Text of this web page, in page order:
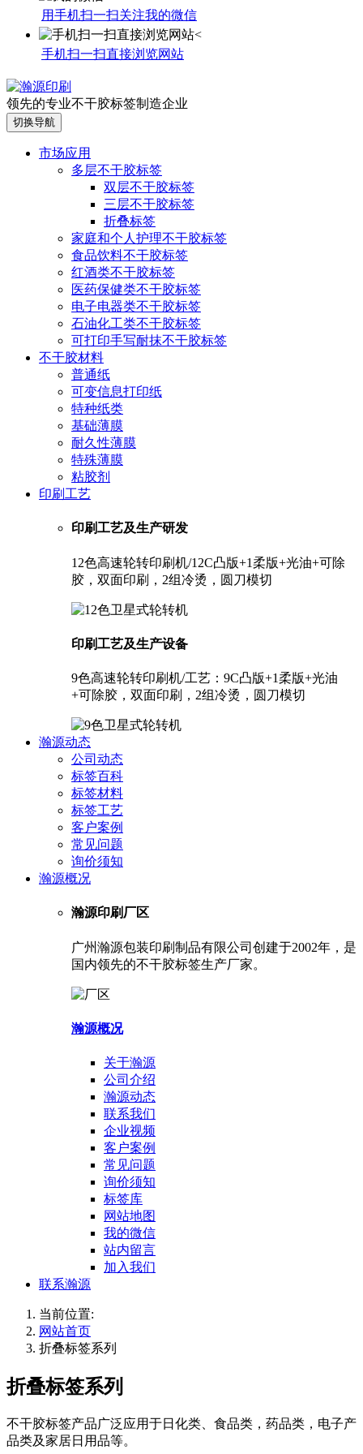
用手机扫一扫关注我的微信
手机扫一扫直接浏览网站
领先的专业不干胶标签制造企业
切换导航
市场应用
多层不干胶标签
双层不干胶标签
三层不干胶标签
折叠标签
家庭和个人护理不干胶标签
食品饮料不干胶标签
红酒类不干胶标签
医药保健类不干胶标签
电子电器类不干胶标签
石油化工类不干胶标签
可打印手写耐抹不干胶标签
不干胶材料
普通纸
可变信息打印纸
特种纸类
基础薄膜
耐久性薄膜
特殊薄膜
粘胶剂
印刷工艺
印刷工艺及生产研发
12色高速轮转印刷机/12C凸版+1柔版+光油+可除
胶，双面印刷，2组冷烫，圆刀模切
印刷工艺及生产设备
9色高速轮转印刷机/工艺：9C凸版+1柔版+光油
+可除胶，双面印刷，2组冷烫，圆刀模切
瀚源动态
公司动态
标签百科
标签材料
标签工艺
客户案例
常见问题
询价须知
瀚源概况
瀚源印刷厂区
广州瀚源包装印刷制品有限公司创建于2002年，是
国内领先的不干胶标签生产厂家。
瀚源概况
关于瀚源
公司介绍
瀚源动态
联系我们
企业视频
客户案例
常见问题
询价须知
标签库
网站地图
我的微信
站内留言
加入我们
联系瀚源
当前位置:
网站首页
折叠标签系列
折叠标签系列
不干胶标签产品广泛应用于日化类、食品类，药品类，电子产
品类及家居日用品等。